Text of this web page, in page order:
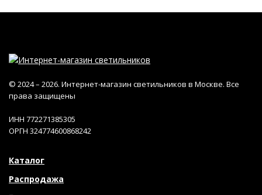
© 2024 – 2026. Интернет-магазин светильников в Москве. Все
права защищены
ИНН 772271385305
ОРГН 324774600868242
Каталог
Распродажа